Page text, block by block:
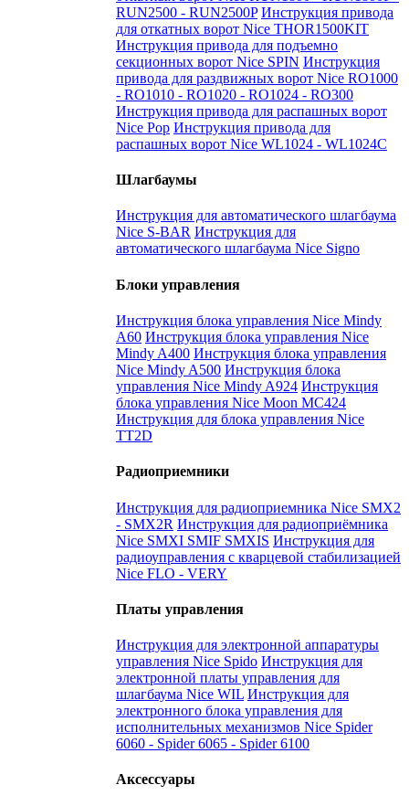
RUN2500 - RUN2500P Инструкция привода
для откатных ворот Nice THOR1500KIT
Инструкция привода для подъемно
секционных ворот Nice SPIN Инструкция
привода для раздвижных ворот Nice RO1000
- RO1010 - RO1020 - RO1024 - RO300
Инструкция привода для распашных ворот
Nice Pop Инструкция привода для
распашных ворот Nice WL1024 - WL1024C
Шлагбаумы
Инструкция для автоматического шлагбаума
Nice S-BAR Инструкция для
автоматического шлагбаума Nice Signo
Блоки управления
Инструкция блока управления Nice Mindy
A60 Инструкция блока управления Nice
Mindy A400 Инструкция блока управления
Nice Mindy A500 Инструкция блока
управления Nice Mindy A924 Инструкция
блока управления Nice Moon MC424
Инструкция для блока управления Nice
TT2D
Радиоприемники
Инструкция для радиоприемника Nice SMX2
- SMX2R Инструкция для радиоприёмника
Nice SMXI SMIF SMXIS Инструкция для
радиоуправления с кварцевой стабилизацией
Nice FLO - VERY
Платы управления
Инструкция для электронной аппаратуры
управления Nice Spido Инструкция для
электронной платы управления для
шлагбаума Nice WIL Инструкция для
электронного блока управления для
исполнительных механизмов Nice Spider
6060 - Spider 6065 - Spider 6100
Аксессуары